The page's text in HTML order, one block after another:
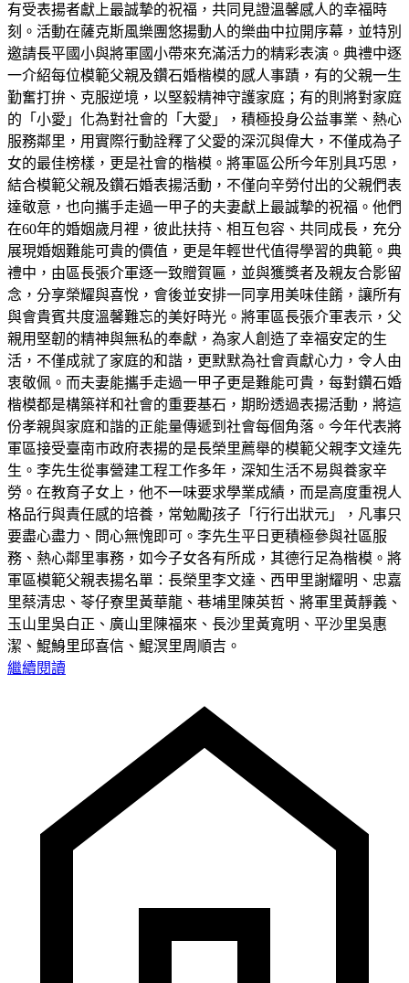
有受表揚者獻上最誠摯的祝福，共同見證溫馨感人的幸福時
刻。活動在薩克斯風樂團悠揚動人的樂曲中拉開序幕，並特別
邀請長平國小與將軍國小帶來充滿活力的精彩表演。典禮中逐
一介紹每位模範父親及鑽石婚楷模的感人事蹟，有的父親一生
勤奮打拚、克服逆境，以堅毅精神守護家庭；有的則將對家庭
的「小愛」化為對社會的「大愛」，積極投身公益事業、熱心
服務鄰里，用實際行動詮釋了父愛的深沉與偉大，不僅成為子
女的最佳榜樣，更是社會的楷模。將軍區公所今年別具巧思，
結合模範父親及鑽石婚表揚活動，不僅向辛勞付出的父親們表
達敬意，也向攜手走過一甲子的夫妻獻上最誠摯的祝福。他們
在60年的婚姻歲月裡，彼此扶持、相互包容、共同成長，充分
展現婚姻難能可貴的價值，更是年輕世代值得學習的典範。典
禮中，由區長張介軍逐一致贈賀匾，並與獲獎者及親友合影留
念，分享榮耀與喜悅，會後並安排一同享用美味佳餚，讓所有
與會貴賓共度溫馨難忘的美好時光。將軍區長張介軍表示，父
親用堅韌的精神與無私的奉獻，為家人創造了幸福安定的生
活，不僅成就了家庭的和諧，更默默為社會貢獻心力，令人由
衷敬佩。而夫妻能攜手走過一甲子更是難能可貴，每對鑽石婚
楷模都是構築祥和社會的重要基石，期盼透過表揚活動，將這
份孝親與家庭和諧的正能量傳遞到社會每個角落。今年代表將
軍區接受臺南市政府表揚的是長榮里薦舉的模範父親李文達先
生。李先生從事營建工程工作多年，深知生活不易與養家辛
勞。在教育子女上，他不一味要求學業成績，而是高度重視人
格品行與責任感的培養，常勉勵孩子「行行出狀元」，凡事只
要盡心盡力、問心無愧即可。李先生平日更積極參與社區服
務、熱心鄰里事務，如今子女各有所成，其德行足為楷模。將
軍區模範父親表揚名單：長榮里李文達、西甲里謝耀明、忠嘉
里蔡清忠、苓仔寮里黃華龍、巷埔里陳英哲、將軍里黃靜義、
玉山里吳白正、廣山里陳福來、長沙里黃寬明、平沙里吳惠
潔、鯤鯓里邱喜信、鯤溟里周順吉。
繼續閱讀